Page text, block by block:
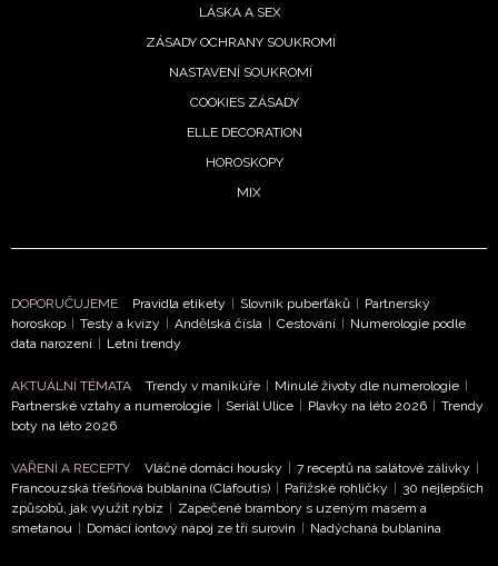
- BurdaMedia Extra s.r.o. bude s
Vašimi údaji pracovat zejména k organizaci a
vyhodnocení akce a zasílání novinek.
Chcete navíc dostávat i další zajímavé a exkluzivní
informace od našich partnerů? Pokud souhlasíte se
zpracováním údajů k tomuto účelu podle
LÁSKA A SEX
ZÁSADY OCHRANY SOUKROMÍ
NASTAVENÍ SOUKROMÍ
COOKIES ZÁSADY
ELLE DECORATION
HOROSKOPY
MIX
DOPORUČUJEME Pravidla etikety Slovník puberťáků
Partnerský
horoskop
Testy a kvízy Andělská čísla Cestování
Numerologie podle
data narození
Letní trendy
AKTUÁLNÍ TÉMATA Trendy v manikúře Minulé životy dle numerologie
Partnerské vztahy a numerologie
Seriál Ulice Plavky na léto 2026
Trendy
boty na léto 2026
VAŘENÍ A RECEPTY Vláčné domácí housky 7 receptů na salátové zálivky
Francouzská třešňová bublanina (Clafoutis)
Pařížské rohlíčky
30 nejlepších
způsobů, jak využít rybíz
Zapečené brambory s uzeným masem a
smetanou
Domácí iontový nápoj ze tří surovin Nadýchaná bublanina